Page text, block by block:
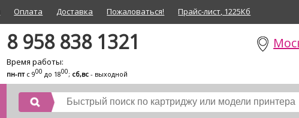
Оплата Доставка Пожаловаться! Прайс-лист, 1225Кб
8 958 838 1321
Время работы:
пн-птс 900 до 1800; сб,вс - выходной